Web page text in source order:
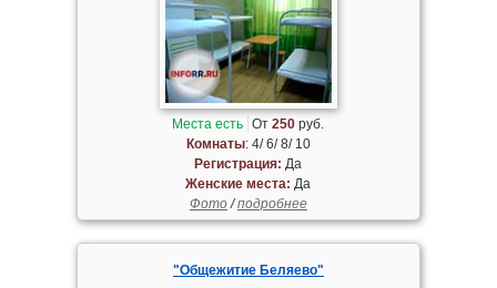
Места есть От250 руб.
Комнаты: 4/ 6/ 8/ 10
Регистрация: Да
Женские места: Да
Фото/подробнее
"Общежитие Беляево"